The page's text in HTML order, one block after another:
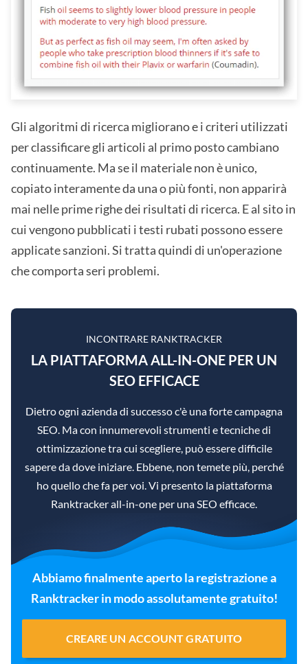
Gli algoritmi di ricerca migliorano e i criteri utilizzati
per classificare gli articoli al primo posto cambiano
continuamente. Ma se il materiale non è unico,
copiato interamente da una o più fonti, non apparirà
mai nelle prime righe dei risultati di ricerca. E al sito in
cui vengono pubblicati i testi rubati possono essere
applicate sanzioni. Si tratta quindi di un'operazione
che comporta seri problemi.
INCONTRARE RANKTRACKER
LA PIATTAFORMA ALL-IN-ONE PER UN
SEO EFFICACE
Dietro ogni azienda di successo c'è una forte campagna
SEO. Ma con innumerevoli strumenti e tecniche di
ottimizzazione tra cui scegliere, può essere difficile
sapere da dove iniziare. Ebbene, non temete più, perché
ho quello che fa per voi. Vi presento la piattaforma
Ranktracker all-in-one per una SEO efficace.
Abbiamo finalmente aperto la registrazione a
Ranktracker in modo assolutamente gratuito!
CREARE UN ACCOUNT GRATUITO